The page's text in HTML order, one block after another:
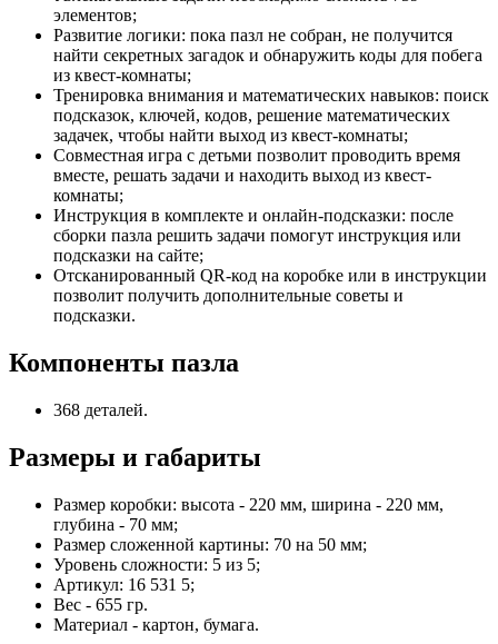
элементов;
Развитие логики: пока пазл не собран, не получится
найти секретных загадок и обнаружить коды для побега
из квест-комнаты;
Тренировка внимания и математических навыков: поиск
подсказок, ключей, кодов, решение математических
задачек, чтобы найти выход из квест-комнаты;
Совместная игра с детьми позволит проводить время
вместе, решать задачи и находить выход из квест-
комнаты;
Инструкция в комплекте и онлайн-подсказки: после
сборки пазла решить задачи помогут инструкция или
подсказки на сайте;
Отсканированный QR-код на коробке или в инструкции
позволит получить дополнительные советы и
подсказки.
Компоненты пазла
368 деталей.
Размеры и габариты
Размер коробки: высота - 220 мм, ширина - 220 мм,
глубина - 70 мм;
Размер сложенной картины: 70 на 50 мм;
Уровень сложности: 5 из 5;
Артикул: 16 531 5;
Вес - 655 гр.
Материал - картон, бумага.